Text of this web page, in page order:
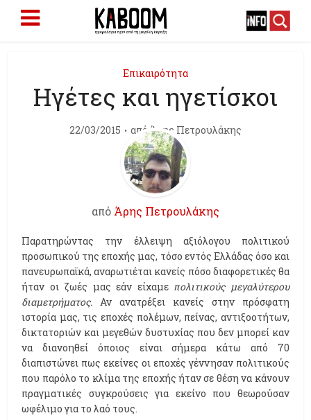
Επικαιρότητα
Hγέτες και ηγετίσκοι
22/03/2015 απόΆρης Πετρουλάκης
από Άρης Πετρουλάκης
Παρατηρώντας την έλλειψη αξιόλογου πολιτικού
προσωπικού της εποχής μας, τόσο εντός Ελλάδας όσο και
πανευρωπαϊκά, αναρωτιέται κανείς πόσο διαφορετικές θα
ήταν οι ζωές μας εάν είχαμε πολιτικούς μεγαλύτερου
διαμετρήματος. Αν ανατρέξει κανείς στην πρόσφατη
ιστορία μας, τις εποχές πολέμων, πείνας, αντιξοοτήτων,
δικτατοριών και μεγεθών δυστυχίας που δεν μπορεί καν
να διανοηθεί όποιος είναι σήμερα κάτω από 70
διαπιστώνει πως εκείνες οι εποχές γέννησαν πολιτικούς
που παρόλο το κλίμα της εποχής ήταν σε θέση να κάνουν
πραγματικές συγκρούσεις για εκείνο που θεωρούσαν
ωφέλιμο για το λαό τους.